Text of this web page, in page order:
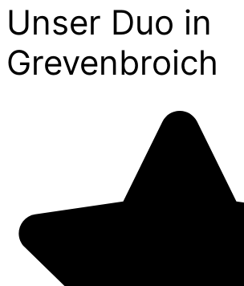
Unser Duo in
Grevenbroich